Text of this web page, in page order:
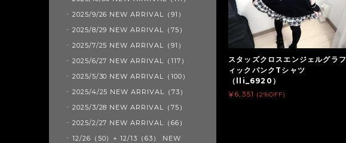
スタッズクロスエンジェルグラフ
ィックパンクTシャツ
（lli_6920）
¥6,351 (2%OFF)
2025/9/26 NEW ARRIVAL（91）
2025/8/29 NEW ARRIVAL（75）
2025/7/25 NEW ARRIVAL（91）
2025/6/27 NEW ARRIVAL（117）
2025/5/30 NEW ARRIVAL（100）
2025/4/25 NEW ARRIVAL（73）
2025/3/28 NEW ARRIVAL（75）
2025/2/27 NEW ARRIVAL（66）
12/26（50）+ 12/13（63） NEW